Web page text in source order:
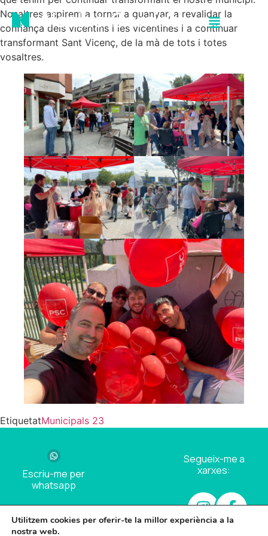
Nosaltres aspirem a tornar a guanyar, a revalidar la
confiança dels vicentins i les vicentines i a continuar
transformant Sant Vicenç, de la mà de tots i totes
vosaltres.
EtiquetatMunicipals 23
Escriu-me per
whatsapp
Segueix-me a
xarxes:
Utilitzem cookies per oferir-te la millor experiència a la
nostra web.